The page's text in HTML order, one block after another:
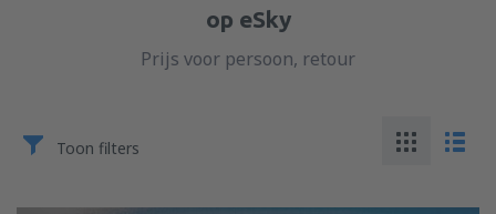
op eSky
Prijs voor persoon, retour
Toon filters